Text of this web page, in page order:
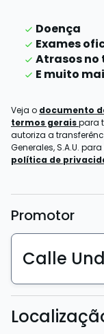
Doença
Exames
Atrasos
E muito
Veja o documento
termos geraispara
autoriza a
Generales, S.A.U.
política de
Promotor
Calle